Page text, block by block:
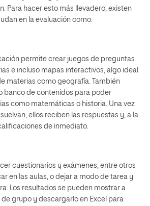
Para hacer esto más llevadero, existen
en la evaluación como:
permite crear juegos de preguntas
e incluso mapas interactivos, algo ideal
materias como geografía. También
banco de contenidos para poder
como matemáticas o historia. Una vez
ellos reciben las respuestas y, a la
de inmediato.
cuestionarios y exámenes, entre otros
en las aulas, o dejar a modo de tarea y
Los resultados se pueden mostrar a
grupo y descargarlo en Excel para